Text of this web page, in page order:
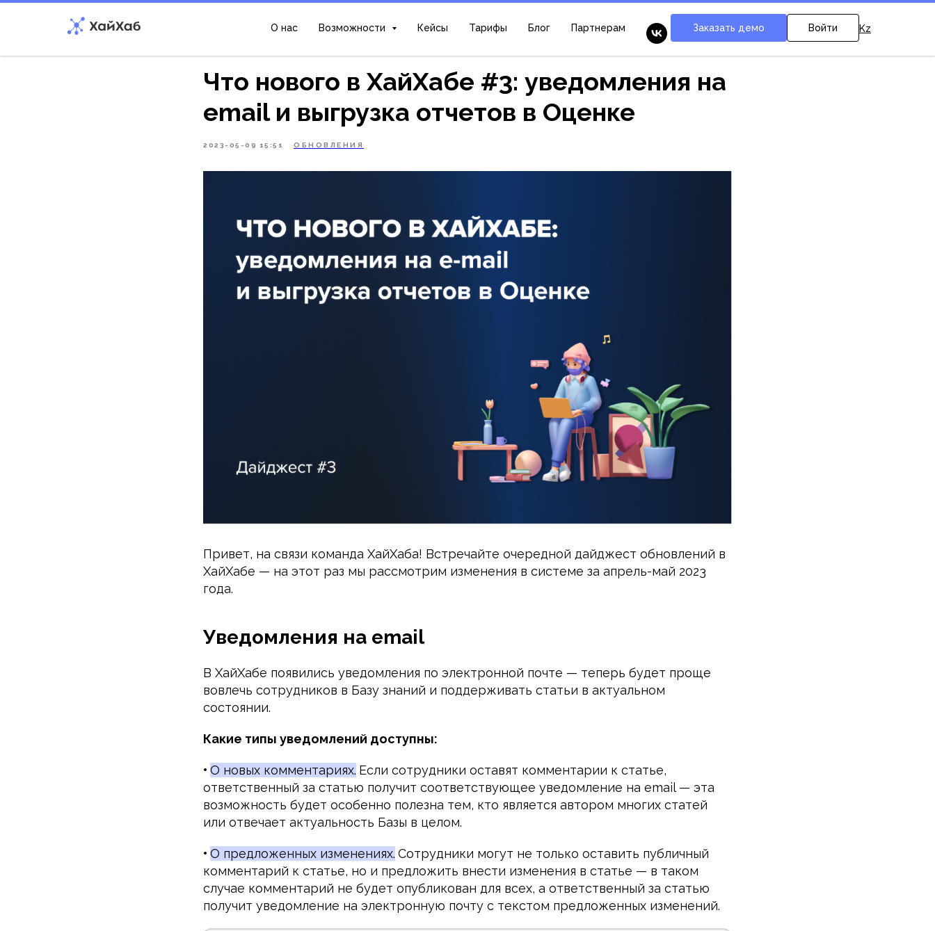
О нас Возможности Кейсы Тарифы Блог Партнерам Заказать демо Войти Kz
Что нового в ХайХабе #3: уведомления на
email и выгрузка отчетов в Оценке
2023-05-09 15:51 ОБНОВЛЕНИЯ
Привет, на связи команда ХайХаба! Встречайте очередной дайджест обновлений в
ХайХабе — на этот раз мы рассмотрим изменения в системе за апрель-май 2023
года.
Уведомления на email
В ХайХабе появились уведомления по электронной почте — теперь будет проще
вовлечь сотрудников в Базу знаний и поддерживать статьи в актуальном
состоянии.
Какие типы уведомлений доступны:
• О новых комментариях. Если сотрудники оставят комментарии к статье,
ответственный за статью получит соответствующее уведомление на email — эта
возможность будет особенно полезна тем, кто является автором многих статей
или отвечает актуальность Базы в целом.
• О предложенных изменениях. Сотрудники могут не только оставить публичный
комментарий к статье, но и предложить внести изменения в статье — в таком
случае комментарий не будет опубликован для всех, а ответственный за статью
получит уведомление на электронную почту с текстом предложенных изменений.